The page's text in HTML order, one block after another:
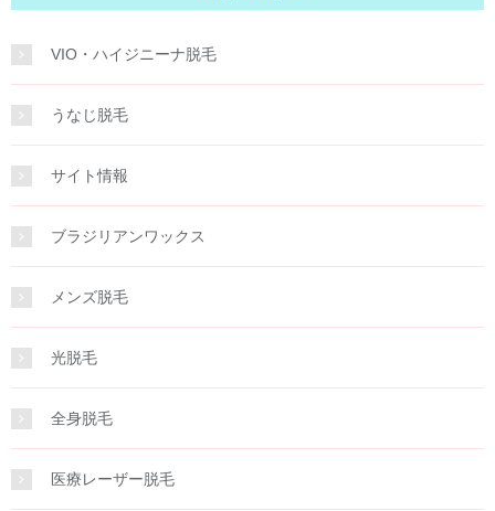
VIO・ハイジニーナ脱毛
うなじ脱毛
サイト情報
ブラジリアンワックス
メンズ脱毛
光脱毛
全身脱毛
医療レーザー脱毛